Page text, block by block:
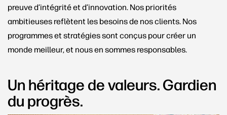
preuve d’intégrité et d’innovation. Nos priorités
ambitieuses reflètent les besoins de nos clients. Nos
programmes et stratégies sont conçus pour créer un
monde meilleur, et nous en sommes responsables.
Un héritage de valeurs. Gardien
du progrès.